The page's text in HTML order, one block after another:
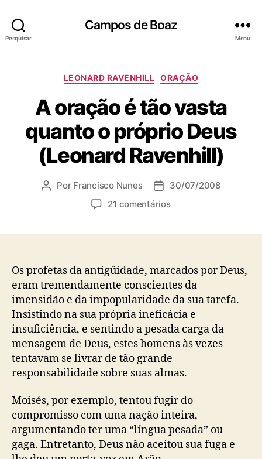
Pesquisar
Campos de Boaz
Menu
C
t
e
g
o
r
i
s
LEONARD RAVENHILL ORAÇÃO
A oração é tão vasta
quanto o próprio Deus
(Leonard Ravenhill)
A
r
p
o
s
t
Por Francisco Nunes
D
a
d
u
b
l
i
c
a
ç
ã
o
30/07/2008
21 comentáriose
a
ç
o
é
t
ã
o
v
s
t
a
q
u
Os profetas da antigüidade, marcados por Deus,
eram tremendamente conscientes da
imensidão e da impopularidade da sua tarefa.
Insistindo na sua própria ineficácia e
insuficiência, e sentindo a pesada carga da
mensagem de Deus, estes homens às vezes
tentavam se livrar de tão grande
responsabilidade sobre suas almas.
Moisés, por exemplo, tentou fugir do
compromisso com uma nação inteira,
argumentando ter uma “língua pesada” ou
gaga. Entretanto, Deus não aceitou sua fuga e